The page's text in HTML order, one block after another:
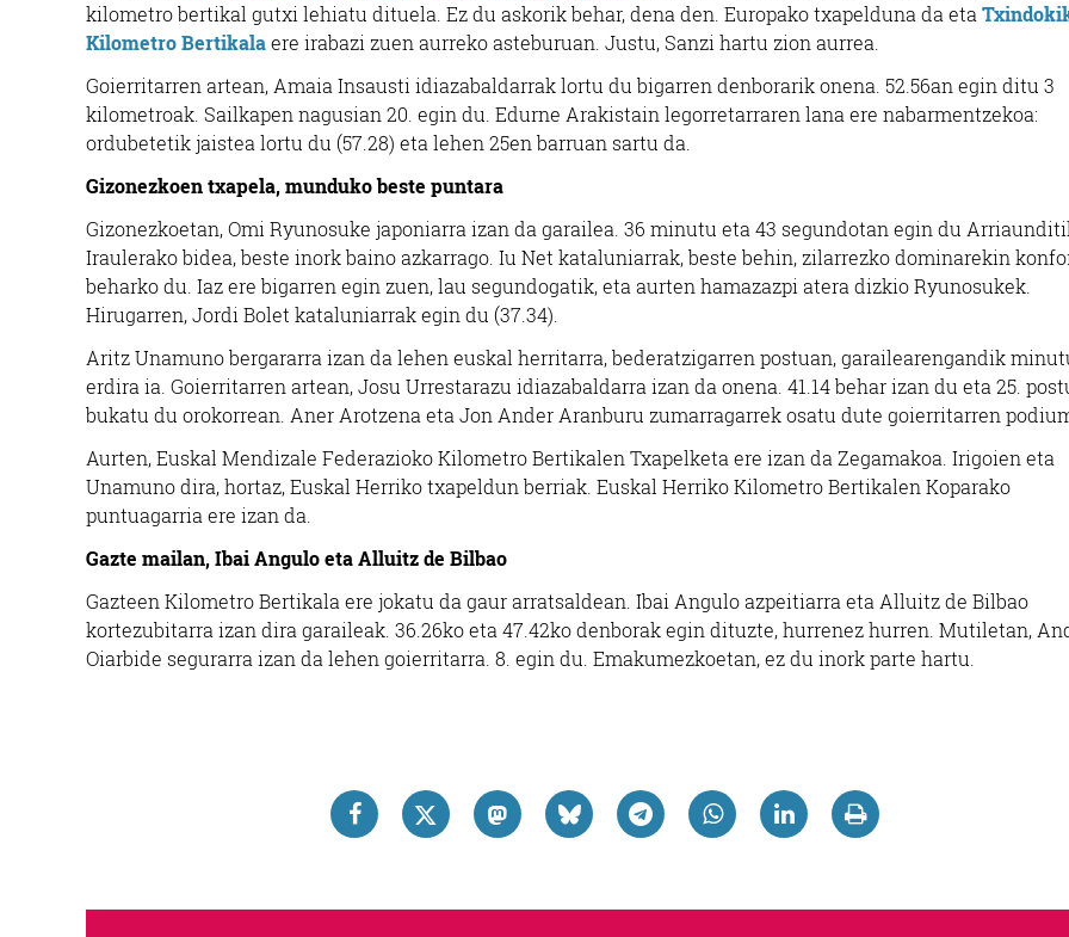
kilometro bertikal gutxi lehiatu dituela. Ez du askorik behar, dena den. Europako txapelduna da eta
Kilometro Bertikalaere irabazi zuen aurreko asteburuan. Justu, Sanzi hartu zion aurrea.
Goierritarren artean, Amaia Insausti idiazabaldarrak lortu du bigarren denborarik onena. 52.56an egin ditu 3
kilometroak. Sailkapen nagusian 20. egin du. Edurne Arakistain legorretarraren lana ere nabarmentzekoa:
ordubetetik jaistea lortu du (57.28) eta lehen 25en barruan sartu da.
Gizonezkoen txapela, munduko beste puntara
Gizonezkoetan, Omi Ryunosuke japoniarra izan da garailea. 36 minutu eta 43 segundotan egin du
Iraulerako bidea, beste inork baino azkarrago. Iu Net kataluniarrak, beste behin, zilarrezko dominarekin
beharko du. Iaz ere bigarren egin zuen, lau segundogatik, eta aurten hamazazpi atera dizkio Ryunosukek.
Hirugarren, Jordi Bolet kataluniarrak egin du (37.34).
Aritz Unamuno bergararra izan da lehen euskal herritarra, bederatzigarren postuan, garailearengandik
erdira ia. Goierritarren artean, Josu Urrestarazu idiazabaldarra izan da onena. 41.14 behar izan du eta 25.
bukatu du orokorrean. Aner Arotzena eta Jon Ander Aranburu zumarragarrek osatu dute goierritarren
Aurten, Euskal Mendizale Federazioko Kilometro Bertikalen Txapelketa ere izan da Zegamakoa. Irigoien eta
Unamuno dira, hortaz, Euskal Herriko txapeldun berriak. Euskal Herriko Kilometro Bertikalen Koparako
puntuagarria ere izan da.
Gazte mailan, Ibai Angulo eta Alluitz de Bilbao
Gazteen Kilometro Bertikala ere jokatu da gaur arratsaldean. Ibai Angulo azpeitiarra eta Alluitz de Bilbao
kortezubitarra izan dira garaileak. 36.26ko eta 47.42ko denborak egin dituzte, hurrenez hurren. Mutiletan,
Oiarbide segurarra izan da lehen goierritarra. 8. egin du. Emakumezkoetan, ez du inork parte hartu.